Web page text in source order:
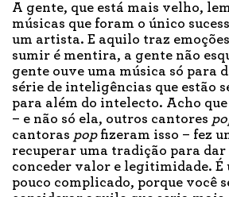
A gente, que está mais velho,
músicas que foram o único
um artista. E aquilo traz
sumir é mentira, a gente não
gente ouve uma música só para
série de inteligências que estão
para além do intelecto. Acho que
– e não só ela, outros cantores
cantoras popfizeram isso – fez
recuperar uma tradição para
conceder valor e legitimidade. É
pouco complicado, porque você